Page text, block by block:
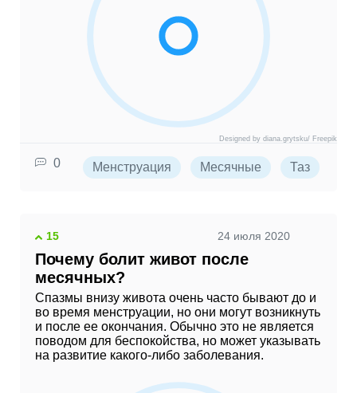
Designed by diana.grytsku/ Freepik
0 Менструация Месячные Таз
15 24 июля 2020
Почему болит живот после
месячных?
Спазмы внизу живота очень часто бывают до и
во время менструации, но они могут возникнуть
и после ее окончания. Обычно это не является
поводом для беспокойства, но может указывать
на развитие какого-либо заболевания.